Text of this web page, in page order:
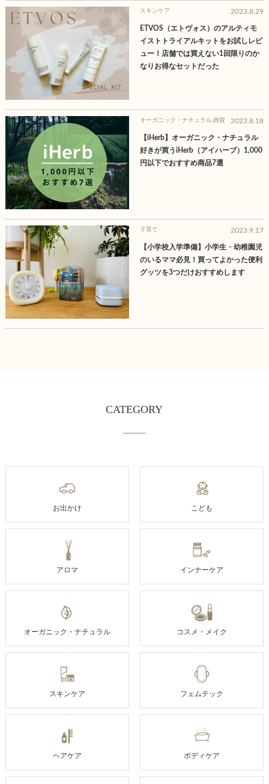
スキンケア 2023.8.29
ETVOS（エトヴォス）のアルティモ
イストトライアルキットをお試しレビ
ュー！店舗では買えない1回限りのか
なりお得なセットだった
オーガニック・ナチュラル,雑貨 2023.8.18
【iHerb】オーガニック・ナチュラル
好きが買うiHerb（アイハーブ）1,000
円以下でおすすめ商品7選
子育て 2023.9.17
【小学校入学準備】小学生・幼稚園児
のいるママ必見！買ってよかった便利
グッツを3つだけおすすめします
CATEGORY
お出かけ こども
アロマ インナーケア
オーガニック・ナチュラル コスメ・メイク
スキンケア フェムテック
ヘアケア ボディケア